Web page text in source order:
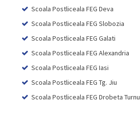
Scoala Postliceala FEG Deva
Scoala Postliceala FEG Slobozia
Scoala Postliceala FEG Galati
Scoala Postliceala FEG Alexandria
Scoala Postliceala FEG Iasi
Scoala Postliceala FEG Tg. Jiu
Scoala Postliceala FEG Drobeta